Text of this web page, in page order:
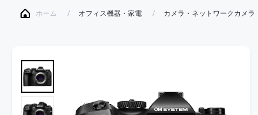
ホーム オフィス機器・家電 カメラ・ネットワークカメラ